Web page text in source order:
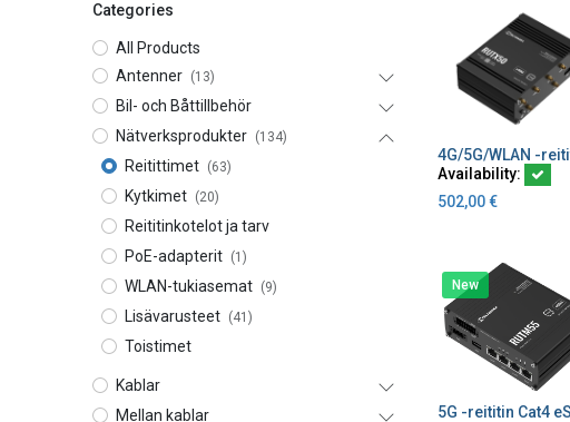
Categories
All Products
Antenner
(13)
Bil- och Båttillbehör
Nätverksprodukter
(134)
Reitittimet (63)
Kytkimet (20)
Reititinkotelot ja tarv
PoE-adapterit
(1)
WLAN-tukiasemat (9)
Lisävarusteet (41)
Toistimet
Kablar
Mellan kablar
Add to Cart
Availability:
502,00€
New
Add to Cart